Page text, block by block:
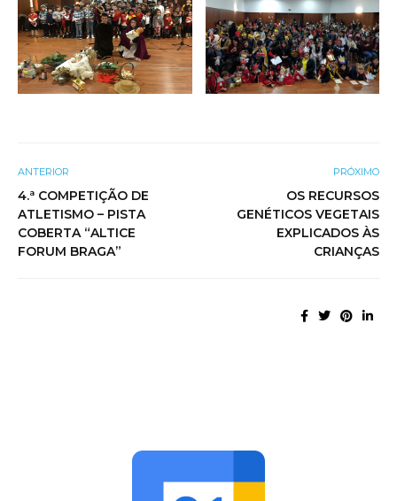
ANTERIOR
4.ª COMPETIÇÃO DE
ATLETISMO – PISTA
COBERTA “ALTICE
FORUM BRAGA”
PRÓXIMO
OS RECURSOS
GENÉTICOS VEGETAIS
EXPLICADOS ÀS
CRIANÇAS